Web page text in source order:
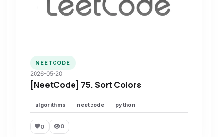
NEETCODE
2026-05-20
[NeetCode] 75. Sort Colors
algorithms neetcode python
0 0